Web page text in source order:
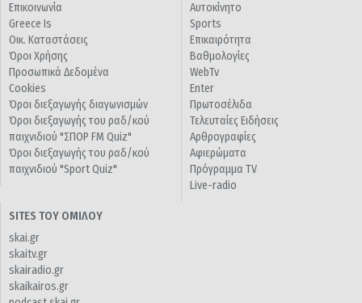
Επικοινωνία
Greece Is
Οικ. Καταστάσεις
Όροι Χρήσης
Προσωπικά Δεδομένα
Cookies
Όροι διεξαγωγής διαγωνισμών
Όροι διεξαγωγής του ραδ/κού
παιχνιδιού "ΣΠΟΡ FM Quiz"
Όροι διεξαγωγής του ραδ/κού
παιχνιδιού "Sport Quiz"
Αυτοκίνητο
Sports
Επικαιρότητα
Βαθμολογίες
WebTv
Enter
Πρωτοσέλιδα
Τελευταίες Ειδήσεις
Αρθρογραφίες
Αφιερώματα
Πρόγραμμα TV
Live-radio
SITES ΤΟΥ ΟΜΙΛΟΥ
skai.gr
skaitv.gr
skairadio.gr
skaikairos.gr